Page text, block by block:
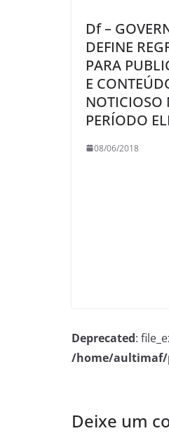
Df –
DEFINE
PARA
E
NOTICIOSO
PERÍODO
08/06/2018
Deprecated:
/home/aultimaf/
Deixe um